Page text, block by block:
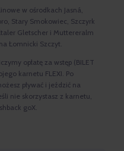
w ośrodkach Jasná,
Stary Smokowiec, Szczyrk
Gletscher i Muttereralm
Łomnicki Szczyt.
opłatę za wstęp (BILET
karnetu FLEXI. Po
pływać i jeździć na
nie skorzystasz z karnetu,
goX.